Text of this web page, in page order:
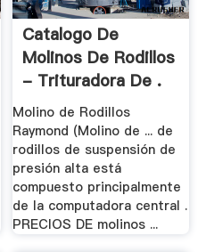
Catalogo De
Molinos De Rodillos
- Trituradora De .
Molino de Rodillos
Raymond (Molino de ... de
rodillos de suspensión de
presión alta está
compuesto principalmente
de la computadora central .
PRECIOS DE molinos ...